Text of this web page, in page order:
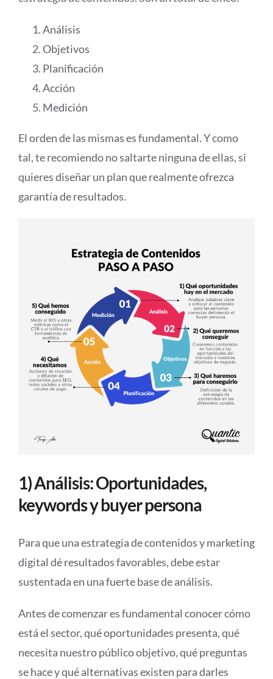
Análisis
Objetivos
Planificación
Acción
Medición
El orden de las mismas es fundamental. Y como
tal, te recomiendo no saltarte ninguna de ellas, si
quieres diseñar un plan que realmente ofrezca
garantía de resultados.
1) Análisis: Oportunidades,
keywords y buyer persona
Para que una estrategia de contenidos y marketing
digital dé resultados favorables, debe estar
sustentada en una fuerte base de análisis.
Antes de comenzar es fundamental conocer cómo
está el sector, qué oportunidades presenta, qué
necesita nuestro público objetivo, qué preguntas
se hace y qué alternativas existen para darles